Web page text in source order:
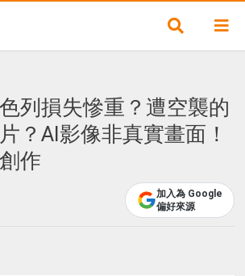
色列損失慘重？遭空襲的
？AI影像非真實畫面！
作
加入為 Google
偏好來源